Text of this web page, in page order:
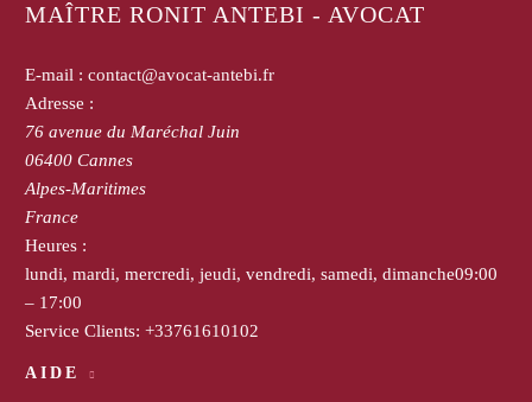
MAÎTRE RONIT ANTEBI - AVOCAT
E-mail : contact@avocat-antebi.fr
Adresse :
76 avenue du Maréchal Juin
06400 Cannes
Alpes-Maritimes
France
Heures :
lundi, mardi, mercredi, jeudi, vendredi, samedi, dimanche09:00
– 17:00
Service Clients: +33761610102
AIDE